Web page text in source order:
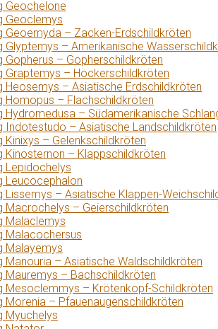
Geochelone
Geoclemys
Geoemyda – Zacken-Erdschildkröten
Glyptemys – Amerikanische
Gopherus – Gopherschildkröten
Graptemys – Höckerschildkröten
Heosemys – Asiatische Erdschildkröten
Homopus – Flachschildkröten
Hydromedusa – Südamerikanische
Indotestudo – Asiatische Landschildkröten
Kinixys – Gelenkschildkröten
Kinosternon – Klappschildkröten
Lepidochelys
Leucocephalon
Lissemys – Asiatische Klappen-
Macrochelys – Geierschildkröten
Malaclemys
Malacochersus
Malayemys
Manouria – Asiatische Waldschildkröten
Mauremys – Bachschildkröten
Mesoclemmys – Krötenkopf-Schildkröten
Morenia – Pfauenaugenschildkröten
Myuchelys